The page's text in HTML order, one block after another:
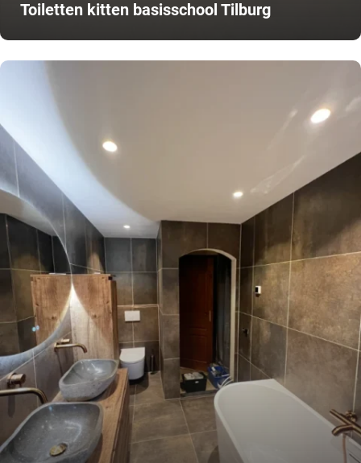
Toiletten kitten basisschool Tilburg